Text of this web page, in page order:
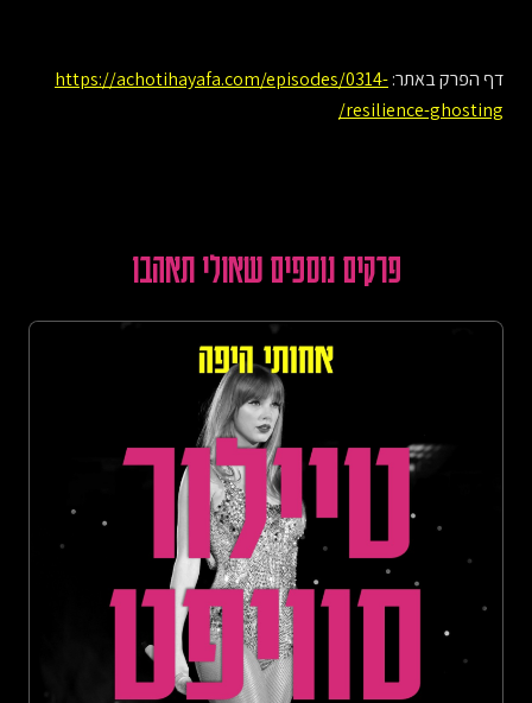
דף הפרק באתר:https://achotihayafa.com/episodes/0314-
resilience-ghosting/
פרקים נוספים שאולי תאהבו